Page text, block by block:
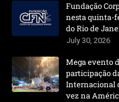
Fundação
nesta quinta-
do Rio de
July 30, 2026
Mega evento
participação
Internacional
vez na